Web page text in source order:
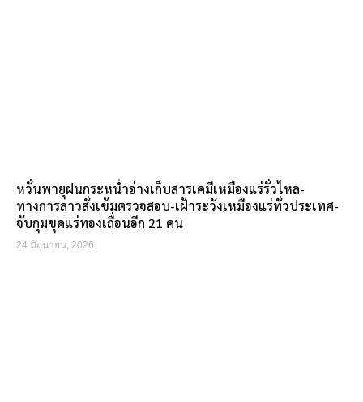
หวั่นพายุฝนกระหน่ำอ่างเก็บสารเคมีเหมืองแร่รั่วไหล-
ทางการลาวสั่งเข้มตรวจสอบ-เฝ้าระวังเหมืองแร่ทั่วประเทศ-
จับกุมขุดแร่ทองเถื่อนอีก 21 คน
24 มิถุนายน, 2026